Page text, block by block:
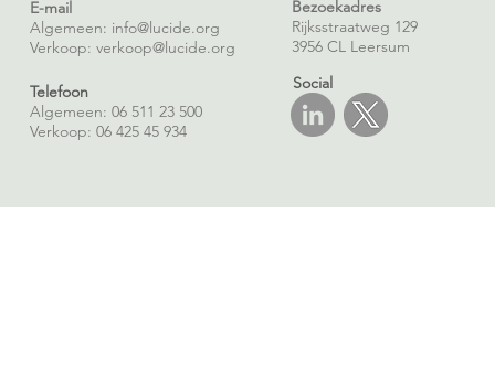
E-mail
Algemeen: info@lucide.org
Verkoop: verkoop@lucide.org
Telefoon
Algemeen: 06 511 23 500
Verkoop: 06 425 45 934
Bezoekadres
Rijksstraatweg 129
3956 CL Leersum
Social